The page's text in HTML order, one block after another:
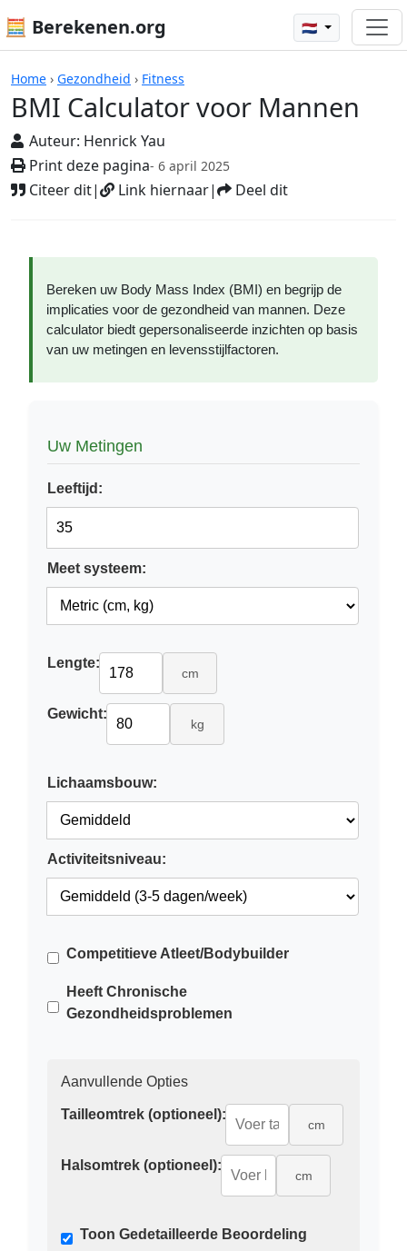
🧮 Berekenen.org 🇳🇱
Home › Gezondheid › Fitness
BMI Calculator voor Mannen
Auteur: Henrick Yau
Print deze pagina- 6 april 2025
Citeer dit| Link hiernaar| Deel dit
Rekenmachines
Bereken uw Body Mass Index (BMI) en begrijp de
implicaties voor de gezondheid van mannen. Deze
calculator biedt gepersonaliseerde inzichten op basis
van uw metingen en levensstijlfactoren.
Uw Metingen
Leeftijd:
Meet systeem:
Lengte:
cm
Gewicht:
kg
Lichaamsbouw:
Activiteitsniveau:
Competitieve Atleet/Bodybuilder
Heeft Chronische
Gezondheidsproblemen
Aanvullende Opties
Tailleomtrek (optioneel):
cm
Halsomtrek (optioneel):
cm
Toon Gedetailleerde Beoordeling